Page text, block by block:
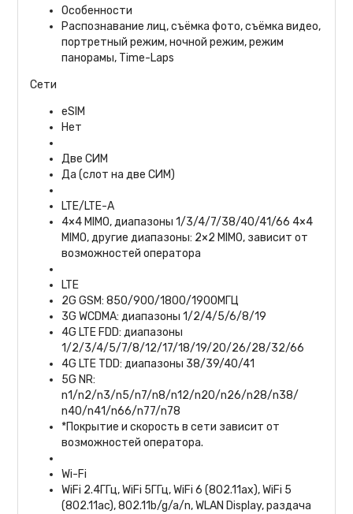
Особенности
Распознавание лиц, съёмка фото, съёмка видео,
портретный режим, ночной режим, режим
панорамы, Time-Laps
Сети
eSIM
Нет
Две СИМ
Да (слот на две СИМ)
LTE/LTE-A
4×4 MIMO, диапазоны 1/3/4/7/38/40/41/66 4×4
MIMO, другие диапазоны: 2×2 MIMO, зависит от
возможностей оператора
LTE
2G GSM: 850/900/1800/1900МГЦ
3G WCDMA: диапазоны 1/2/4/5/6/8/19
4G LTE FDD: диапазоны
1/2/3/4/5/7/8/12/17/18/19/20/26/28/32/66
4G LTE TDD: диапазоны 38/39/40/41
5G NR:
n1/n2/n3/n5/n7/n8/n12/n20/n26/n28/n38/
n40/n41/n66/n77/n78
*Покрытие и скорость в сети зависит от
возможностей оператора.
Wi-Fi
WiFi 2.4ГГц, WiFi 5ГГц, WiFi 6 (802.11ax), WiFi 5
(802.11ac), 802.11b/g/a/n, WLAN Display, раздача